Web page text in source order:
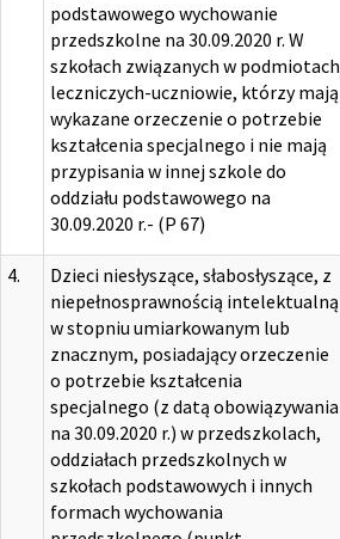
podstawowego wychowanie
przedszkolne na 30.09.2020 r. W
szkołach związanych w podmiotach
leczniczych-uczniowie, którzy mają
wykazane orzeczenie o potrzebie
kształcenia specjalnego i nie mają
przypisania w innej szkole do
oddziału podstawowego na
30.09.2020 r.- (P 67)
4.
Dzieci niesłyszące, słabosłyszące, z
niepełnosprawnością intelektualną
w stopniu umiarkowanym lub
znacznym, posiadający orzeczenie
o potrzebie kształcenia
specjalnego (z datą obowiązywania
na 30.09.2020 r.) w przedszkolach,
oddziałach przedszkolnych w
szkołach podstawowych i innych
formach wychowania